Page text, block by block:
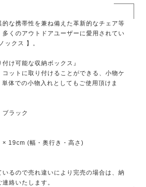
な携帯性を兼ね備えた革新的なチェア等
くのアウトドアユーザーに愛用されてい
ックス 】。
付け可能な収納ボックス』
コットに取り付けることができる、小物ケ
体での小物入れとしてもご使用頂けま
ブラック
19cm (幅・奥行き・高さ)
いるので売れ違いにより完売の場合は、納
絡いたします。